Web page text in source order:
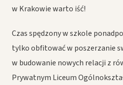
w Krakowie warto iść!
Czas spędzony w szkole
tylko obfitować w poszerzanie
w budowanie nowych relacji z
Prywatnym Liceum